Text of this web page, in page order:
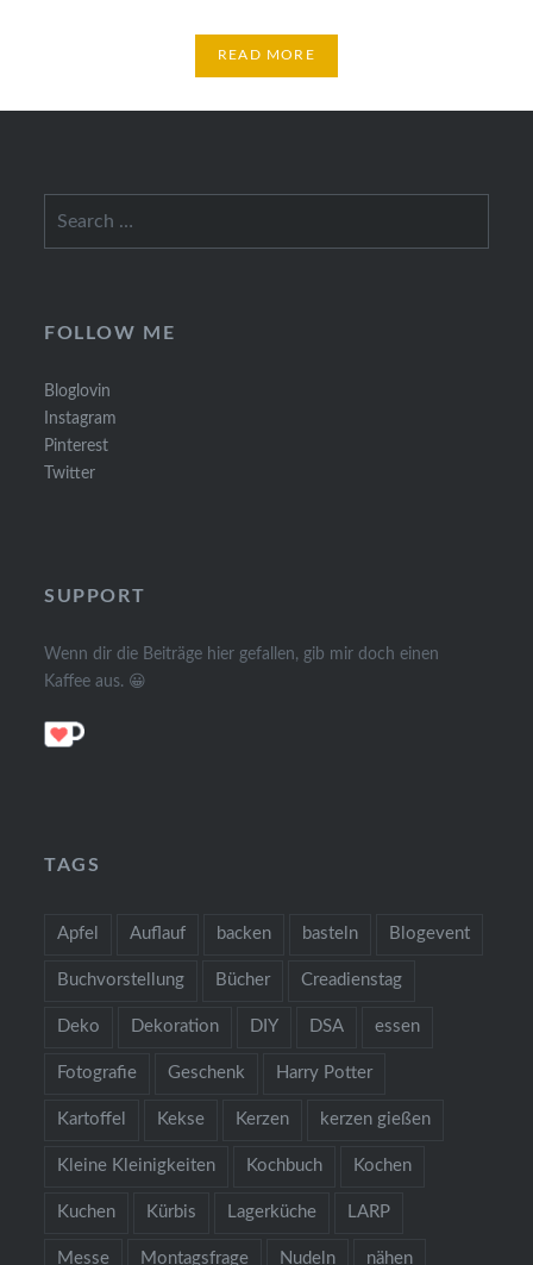
READ MORE
FOLLOW ME
Bloglovin
Instagram
Pinterest
Twitter
SUPPORT
Wenn dir die Beiträge hier gefallen, gib mir doch einen
Kaffee aus. 😀
TAGS
Apfel Auflauf backen basteln Blogevent
Buchvorstellung Bücher Creadienstag
Deko Dekoration DIY DSA essen
Fotografie Geschenk Harry Potter
Kartoffel Kekse Kerzen kerzen gießen
Kleine Kleinigkeiten Kochbuch Kochen
Kuchen Kürbis Lagerküche LARP
Messe Montagsfrage Nudeln nähen